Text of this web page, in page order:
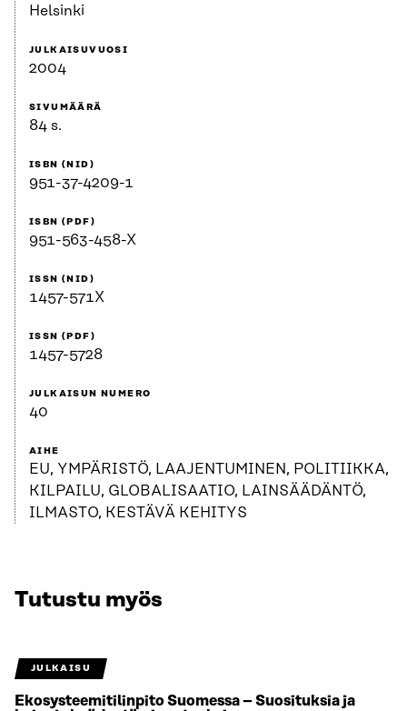
Helsinki
JULKAISUVUOSI
2004
SIVUMÄÄRÄ
84 s.
ISBN (NID)
951-37-4209-1
ISBN (PDF)
951-563-458-X
ISSN (NID)
1457-571X
ISSN (PDF)
1457-5728
JULKAISUN NUMERO
40
AIHE
EU, YMPÄRISTÖ, LAAJENTUMINEN, POLITIIKKA,
KILPAILU, GLOBALISAATIO, LAINSÄÄDÄNTÖ,
ILMASTO, KESTÄVÄ KEHITYS
Tutustu myös
JULKAISU
Ekosysteemitilinpito Suomessa – Suosituksia ja